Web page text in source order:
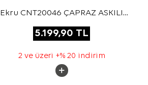
Ekru CNT20046 ÇAPRAZ ASKILI
5.199,90 TL
2 ve üzeri +% 20 indirim